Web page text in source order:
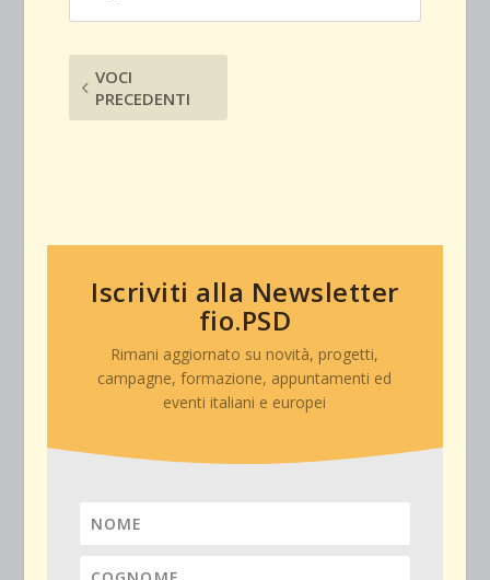
VOCI
PRECEDENTI
Iscriviti alla Newsletter
fio.PSD
Rimani aggiornato su novità, progetti,
campagne, formazione, appuntamenti ed
eventi italiani e europei